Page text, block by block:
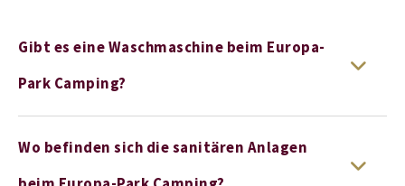
Gibt es eine Waschmaschine beim Europa-
Park Camping?
Wo befinden sich die sanitären Anlagen